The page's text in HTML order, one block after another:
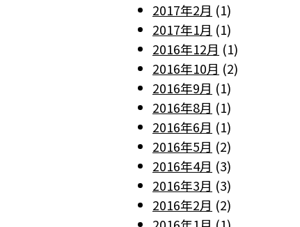
2017年2月 (1)
2017年1月 (1)
2016年12月 (1)
2016年10月 (2)
2016年9月 (1)
2016年8月 (1)
2016年6月 (1)
2016年5月 (2)
2016年4月 (3)
2016年3月 (3)
2016年2月 (2)